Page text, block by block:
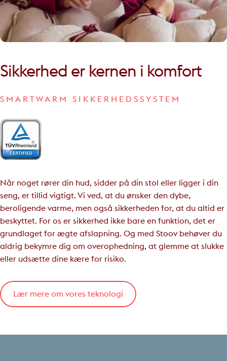
Sikkerhed er kernen i komfort
SMARTWARM SIKKERHEDSSYSTEM
Når noget rører din hud, sidder på din stol eller ligger i din
seng, er tillid vigtigt. Vi ved, at du ønsker den dybe,
beroligende varme, men også sikkerheden for, at du altid er
beskyttet. For os er sikkerhed ikke bare en funktion, det er
grundlaget for ægte afslapning. Og med Stoov behøver du
aldrig bekymre dig om overophedning, at glemme at slukke
eller udsætte dine kære for risiko.
Lær mere om vores teknologi